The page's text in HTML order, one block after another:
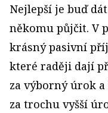
Nejlepší je buď
někomu půjčit. V
krásný pasivní
které raději dají
za výborný úrok
za trochu vyšší